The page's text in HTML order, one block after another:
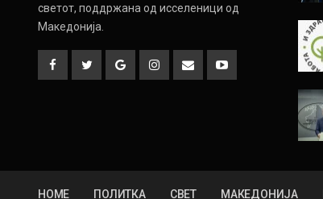
светот, поддржана од исселеници од
Македонија.
HOME ПОЛИТКА СВЕТ МАКЕДОНИЈА